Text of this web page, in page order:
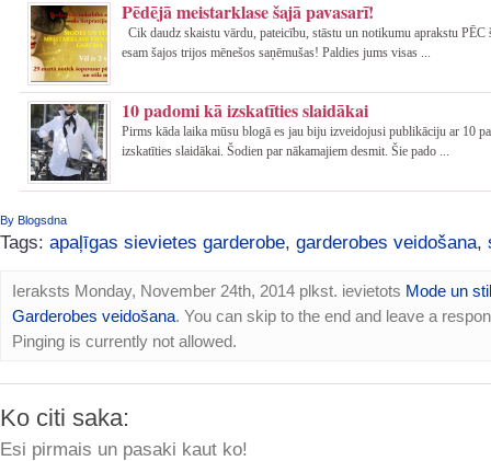
Pēdējā meistarklase šajā pavasarī!
Cik daudz skaistu vārdu, pateicību, stāstu un notikumu aprakstu PĒC
esam šajos trijos mēnešos saņēmušas! Paldies jums visas ...
10 padomi kā izskatīties slaidākai
Pirms kāda laika mūsu blogā es jau biju izveidojusi publikāciju ar 10
izskatīties slaidākai. Šodien par nākamajiem desmit. Šie pado ...
By Blogsdna
Tags: apaļīgas sievietes garderobe, garderobes veidošana,
Ieraksts Monday, November 24th, 2014 plkst. ievietots Mode un
Garderobes veidošana. You can skip to the end and leave a
Pinging is currently not allowed.
Ko citi saka:
Esi pirmais un pasaki kaut ko!